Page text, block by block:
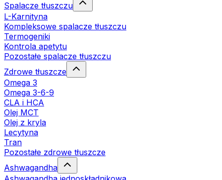
Spalacze tłuszczu
L-Karnityna
Kompleksowe spalacze tłuszczu
Termogeniki
Kontrola apetytu
Pozostałe spalacze tłuszczu
Zdrowe tłuszcze
Omega 3
Omega 3-6-9
CLA i HCA
Olej MCT
Olej z kryla
Lecytyna
Tran
Pozostałe zdrowe tłuszcze
Ashwagandha